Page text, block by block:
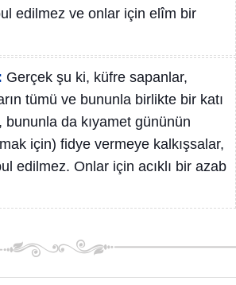
edilmez ve onlar için elîm bir
Gerçek şu ki, küfre sapanlar,
tümü ve bununla birlikte bir katı
bununla da kıyamet gününün
için) fidye vermeye kalkışsalar,
edilmez. Onlar için acıklı bir azab